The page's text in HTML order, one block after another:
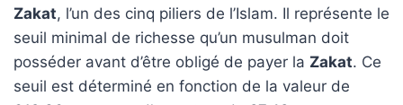
Zakat, l’un des cinq piliers de l’Islam. Il représente le
seuil minimal de richesse qu’un musulman doit
posséder avant d’être obligé de payer la Zakat. Ce
seuil est déterminé en fonction de la valeur de